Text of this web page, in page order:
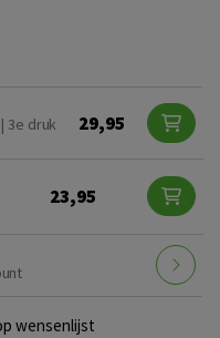
3e druk
29,95
23,95
wensenlijst